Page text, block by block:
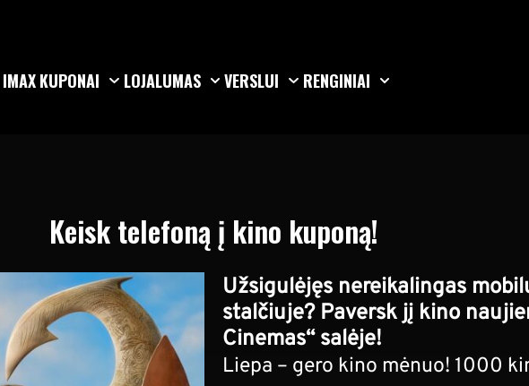
IMAXKUPONAI LOJALUMAS VERSLUI RENGINIAI
Keisk telefoną į kino kuponą!
Užsigulėjęs nereikalingas
stalčiuje? Paversk jį kino
Cinemas“ salėje!
Liepa – gero kino mėnuo! 1000